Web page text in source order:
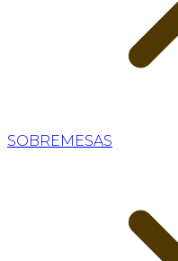
SOBREMESAS